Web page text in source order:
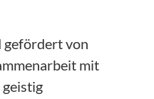
von
mit